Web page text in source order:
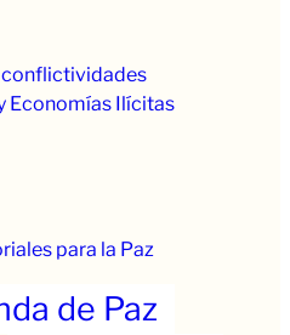
conflictividades
Economías Ilícitas
para la Paz
de Paz